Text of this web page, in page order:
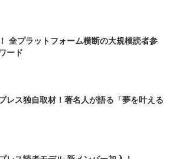
全プラットフォーム横断の大規模読者参
ード
レス独自取材！著名人が語る「夢を叶える